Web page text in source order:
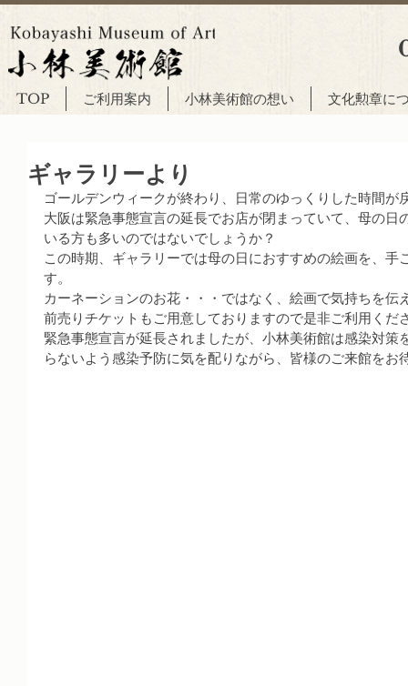
TOP ご利用案内 小林美術館の想い 文化勲章に
ギャラリーより
ゴールデンウィークが終わり、日常のゆっくりした時間が
大阪は緊急事態宣言の延長でお店が閉まっていて、母の日
いる方も多いのではないでしょうか？
この時期、ギャラリーでは母の日におすすめの絵画を、手
す。
カーネーションのお花・・・ではなく、絵画で気持ちを伝
前売りチケットもご用意しておりますので是非ご利用くだ
緊急事態宣言が延長されましたが、小林美術館は感染対策
らないよう感染予防に気を配りながら、皆様のご来館をお